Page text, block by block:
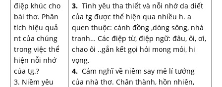
điệp khúc cho
bài thơ. Phân
tích hiệu quả
nt của chúng
trong việc thể
hiện nỗi nhớ
của tg.?
3. Niềm yêu
3. Tình yêu tha thiết và nỗi nhớ da diết
của tg được thể hiện qua nhiều h. a
quen thuộc: cánh đồng ,dòng sông, nhà
tranh… Các điệp từ, điệp ngữ: đâu, ôi, ơi,
chao ôi ..gắn kết gọi hỏi mong mỏi, hi
vọng.
4. Cảm nghĩ về niềm say mê lí tưởng
của nhà thơ. Chân thành, hồn nhiên,